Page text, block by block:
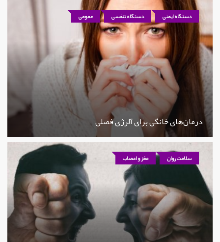
دستگاه ایمنی دستگاه تنفسی عمومی
درمان‌های خانگی برای آلرژی فصلی
سلامت روان مغز و اعصاب